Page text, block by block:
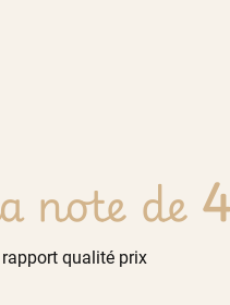
note de
rapport qualité prix